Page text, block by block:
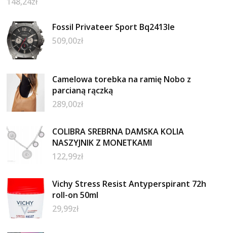
Fossil Privateer Sport Bq2413Ie
509,00zł
Camelowa torebka na ramię Nobo z
parcianą rączką
289,00zł
COLIBRA SREBRNA DAMSKA KOLIA
NASZYJNIK Z MONETKAMI
122,99zł
Vichy Stress Resist Antyperspirant 72h
roll-on 50ml
29,99zł